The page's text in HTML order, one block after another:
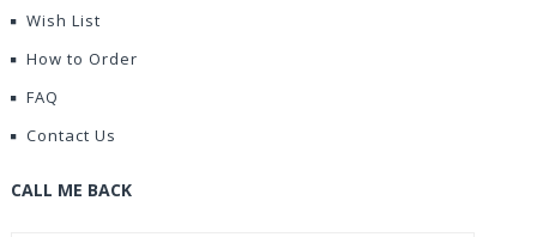
Wish List
How to Order
FAQ
Contact Us
CALL ME BACK